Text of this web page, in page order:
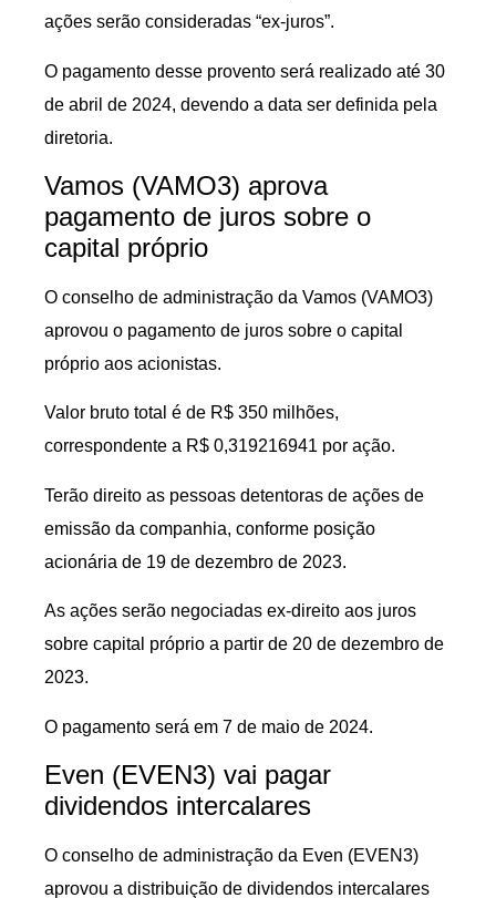
ações serão consideradas “ex-juros”.
O pagamento desse provento será realizado até 30
de abril de 2024, devendo a data ser definida pela
diretoria.
Vamos (VAMO3) aprova
pagamento de juros sobre o
capital próprio
O conselho de administração da Vamos (VAMO3)
aprovou o pagamento de juros sobre o capital
próprio aos acionistas.
Valor bruto total é de R$ 350 milhões,
correspondente a R$ 0,319216941 por ação.
Terão direito as pessoas detentoras de ações de
emissão da companhia, conforme posição
acionária de 19 de dezembro de 2023.
As ações serão negociadas ex-direito aos juros
sobre capital próprio a partir de 20 de dezembro de
2023.
O pagamento será em 7 de maio de 2024.
Even (EVEN3) vai pagar
dividendos intercalares
O conselho de administração da Even (EVEN3)
aprovou a distribuição de dividendos intercalares